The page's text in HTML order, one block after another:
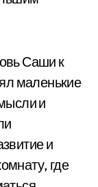
Саши к
маленькие
и
и
где